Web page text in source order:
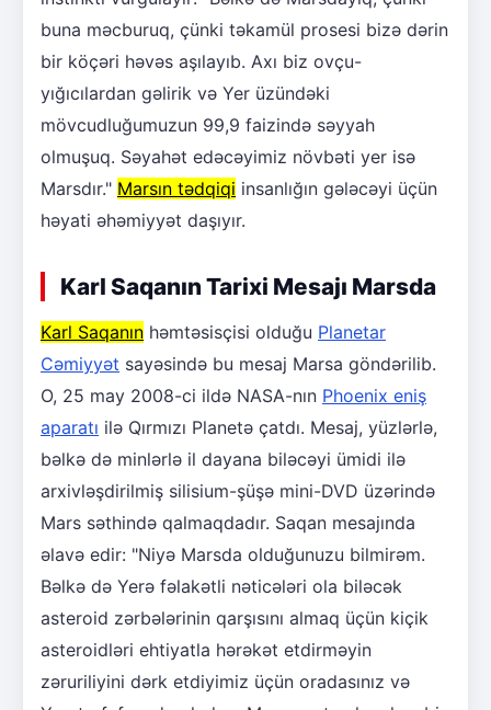
buna məcburuq, çünki təkamül prosesi bizə dərin
bir köçəri həvəs aşılayıb. Axı biz ovçu-
yığıcılardan gəlirik və Yer üzündəki
mövcudluğumuzun 99,9 faizində səyyah
olmuşuq. Səyahət edəcəyimiz növbəti yer isə
Marsdır." Marsın tədqiqi insanlığın gələcəyi üçün
həyati əhəmiyyət daşıyır.
Karl Saqanın Tarixi Mesajı Marsda
Karl Saqanın həmtəsisçisi olduğu Planetar
Cəmiyyət sayəsində bu mesaj Marsa göndərilib.
O, 25 may 2008-ci ildə NASA-nın Phoenix eniş
aparatı ilə Qırmızı Planetə çatdı. Mesaj, yüzlərlə,
bəlkə də minlərlə il dayana biləcəyi ümidi ilə
arxivləşdirilmiş silisium-şüşə mini-DVD üzərində
Mars səthində qalmaqdadır. Saqan mesajında
əlavə edir: "Niyə Marsda olduğunuzu bilmirəm.
Bəlkə də Yerə fəlakətli nəticələri ola biləcək
asteroid zərbələrinin qarşısını almaq üçün kiçik
asteroidləri ehtiyatla hərəkət etdirməyin
zəruriliyini dərk etdiyimiz üçün oradasınız və